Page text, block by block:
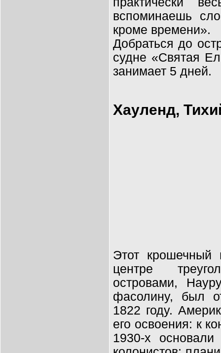
вспоминаешь
кроме времени».
Добраться до
судне «Святая
занимает 5 дней.
Хауленд,
Этот крошечный
центре
островами,
фасолину, был
1822 году.
его освоения: к
1930-х